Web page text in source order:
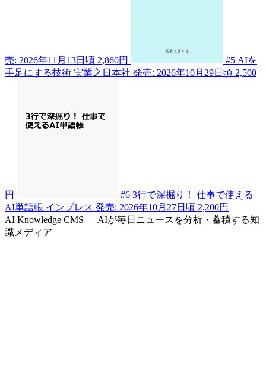
売: 2026年11月13日頃 2,860円 #5 AIを
手足にする技術 実業之日本社 発売: 2026年10月29日頃 2,500
円 #6 3行で深掘り！ 仕事で使える
AI単語帳 インプレス 発売: 2026年10月27日頃 2,200円
AI Knowledge CMS — AIが毎日ニュースを分析・蓄積する知
識メディア